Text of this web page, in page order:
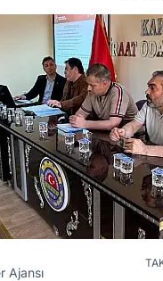
Ajansı